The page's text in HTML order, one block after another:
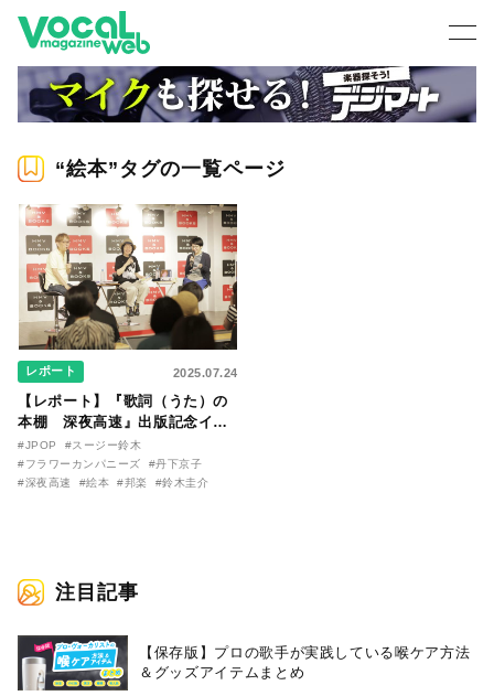
“絵本”タグの一覧ページ
レポート 2025.07.24
【レポート】『歌詞（うた）の
本棚 深夜高速』出版記念イベ
ントが開催！ フラカン鈴木圭
介、丹下京子（作画）、スージ
ー鈴木（司会）で作品の内幕を
#JPOP
#スージー鈴木
#フラワーカンパニーズ
#丹下京子
#深夜高速
#絵本 #邦楽 #鈴木圭介
注目記事
【保存版】プロの歌手が実践している喉ケア⽅法
＆グッズアイテムまとめ